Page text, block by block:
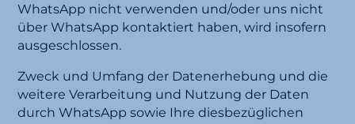
WhatsApp nicht verwenden und/oder uns nicht
über WhatsApp kontaktiert haben, wird insofern
ausgeschlossen.
Zweck und Umfang der Datenerhebung und die
weitere Verarbeitung und Nutzung der Daten
durch WhatsApp sowie Ihre diesbezüglichen